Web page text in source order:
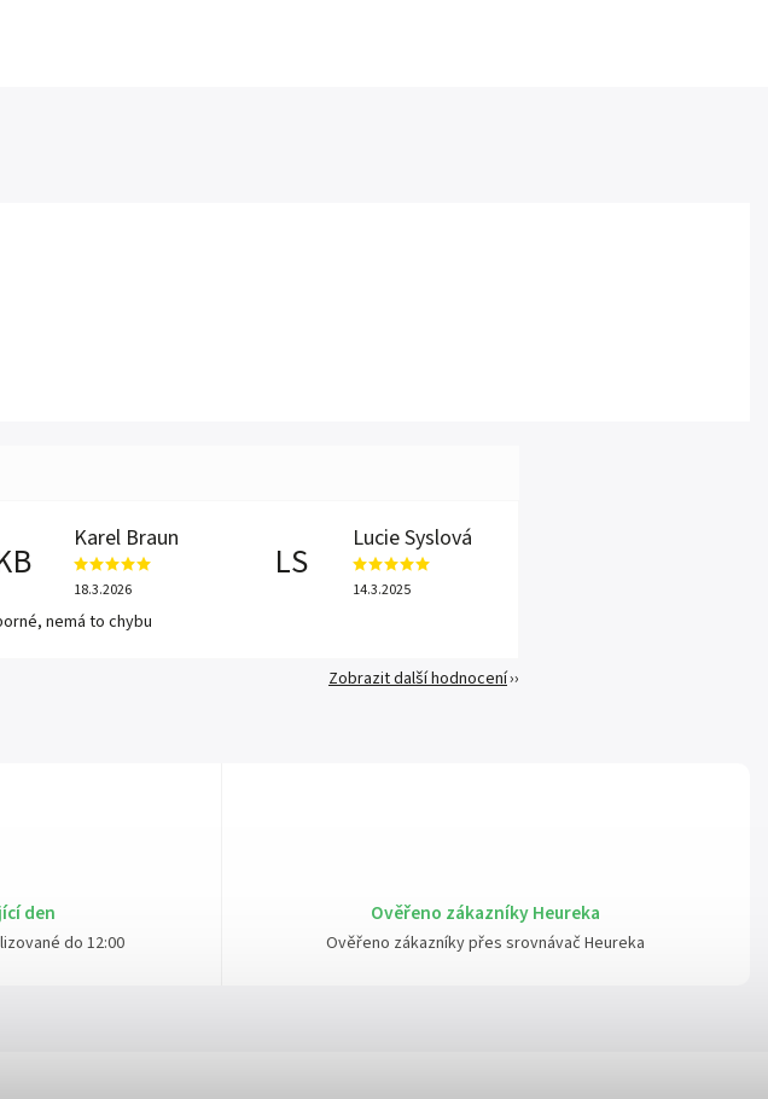
den
do 12:00
Ověřeno zákazníky Heureka
Ověřeno zákazníky přes srovnávač Heureka
Karel Braun
18.3.2026
nemá to chybu
LS
Lucie Syslová
14.3.2025
Zobrazit další hodnocení